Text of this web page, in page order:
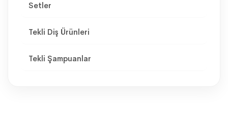
Setler
Tekli Diş Ürünleri
Tekli Şampuanlar